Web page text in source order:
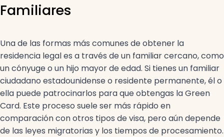
Familiares
Una de las formas más comunes de obtener la
residencia legal es a través de un familiar cercano, como
un cónyuge o un hijo mayor de edad. Si tienes un familiar
ciudadano estadounidense o residente permanente, él o
ella puede patrocinarlos para que obtengas la Green
Card. Este proceso suele ser más rápido en
comparación con otros tipos de visa, pero aún depende
de las leyes migratorias y los tiempos de procesamiento.